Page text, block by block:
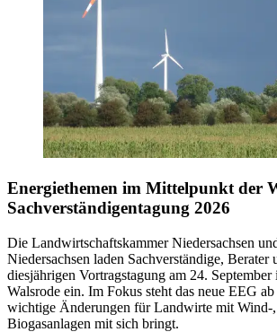
Energiethemen im Mittelpunkt der
Sachverständigentagung 2026
Die Landwirtschaftskammer Niedersachsen
Niedersachsen laden Sachverständige, Berater
diesjährigen Vortragstagung am 24.
Walsrode ein. Im Fokus steht das neue EEG
wichtige Änderungen für Landwirte mit Wind-
Biogasanlagen mit sich bringt.